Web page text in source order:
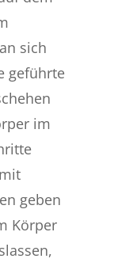
sich
geführte
im
geben
Körper